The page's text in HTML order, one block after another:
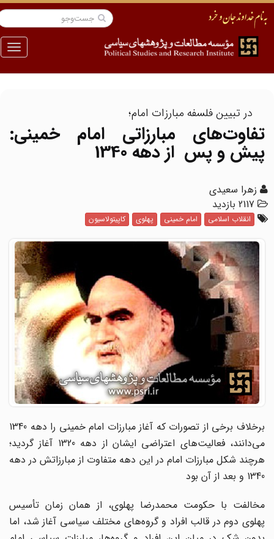
منو
در تبیین فلسفه مبارزات امام؛
تفاوت‌های مبارزاتی امام خمینی:
پیش و پس از دهه 1340
زهرا سعیدی
2117 بازدید
انقلاب اسلامی امام خمینی پهلوی کاپیتولاسیون
برخلاف برخی از تصورات که آغاز مبارزات امام خمینی را دهه 1340
می‌دانند، فعالیت‌های اعتراضی ایشان از دهه 1320 آغاز گردید؛
هرچند شکل مبارزات امام در این دهه متفاوت از مبارزاتش در دهه
1340 و بعد از آن بود
مخالفت با حکومت محمدرضا پهلوی، از همان زمان تأسیس
پهلوی دوم در قالب افراد و گروه‌های مختلف سیاسی آغاز شد، اما